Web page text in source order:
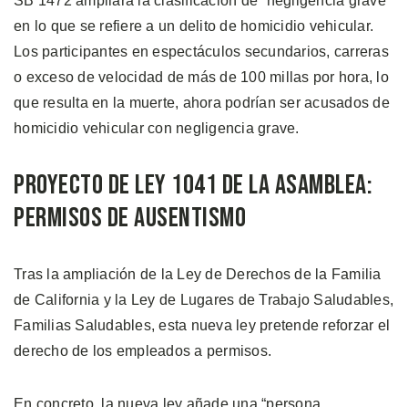
en lo que se refiere a un delito de homicidio vehicular.
Los participantes en espectáculos secundarios, carreras
o exceso de velocidad de más de 100 millas por hora, lo
que resulta en la muerte, ahora podrían ser acusados de
homicidio vehicular con negligencia grave.
Proyecto de Ley 1041 de la Asamblea:
Permisos de Ausentismo
Tras la ampliación de la Ley de Derechos de la Familia
de California y la Ley de Lugares de Trabajo Saludables,
Familias Saludables, esta nueva ley pretende reforzar el
derecho de los empleados a permisos.
En concreto, la nueva ley añade una “persona